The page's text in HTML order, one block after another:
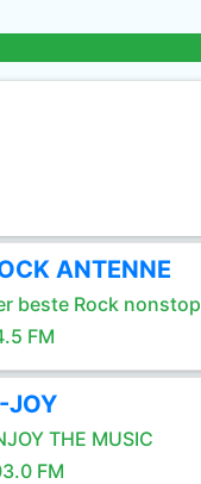
ANTENNE
beste Rock nonstop
FM
JOY
THE MUSIC
FM